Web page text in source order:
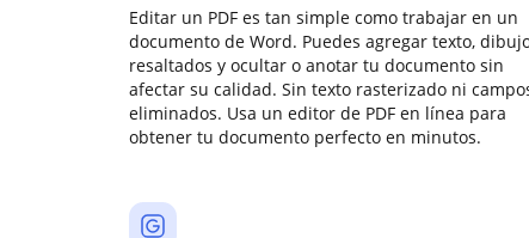
Editar un PDF es tan simple como trabajar en un
documento de Word. Puedes agregar texto,
resaltados y ocultar o anotar tu documento sin
afectar su calidad. Sin texto rasterizado ni
eliminados. Usa un editor de PDF en línea para
obtener tu documento perfecto en minutos.